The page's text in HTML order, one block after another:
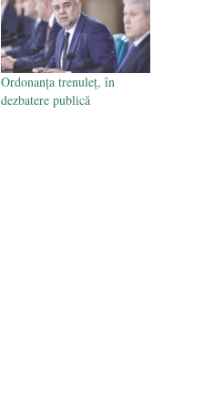
Ordonanța trenuleț, în
dezbatere publică